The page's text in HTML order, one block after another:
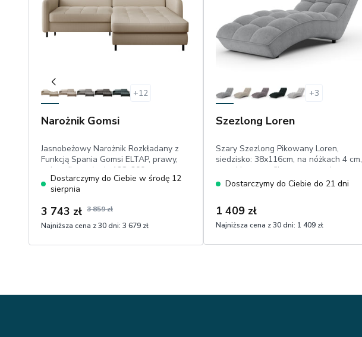
+12
Narożnik Gomsi
Jasnobeżowy Narożnik Rozkładany z
Funkcją Spania Gomsi ELTAP, prawy,
pojemnik, posłanie:128x200 cm,
regulowane zagłówki, mechanizm
delfin, welur easy clean
Dostarczymy do Ciebie w środę 12
sierpnia
3 743 zł 3 859 zł
Najniższa cena z 30 dni: 3 679 zł
+3
Szezlong Loren
Szary Szezlong Pikowany Loren,
siedzisko: 38x116cm, na nóżkach 4 cm,
wysokie wyprofilowane oparcie,
przeszycia,welur eco-friendly
Dostarczymy do Ciebie do 21 dni
1 409 zł
Najniższa cena z 30 dni: 1 409 zł